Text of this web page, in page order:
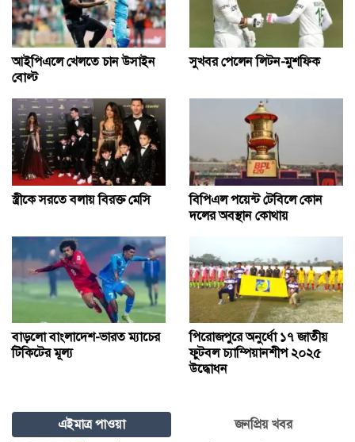
আইপিএলে খেলতে চান উসাইন
বোল্ট
সুখবর পেলেন লিটন-মুশফিক
স্ত্রীকে সরতে বলায় বিরক্ত মেসি
বিপিএল পয়েন্ট টেবিলে কোন
দলের অবস্থান কোথায়
বাড়লো বাংলাদেশ-ভারত ম্যাচের
টিকিটের মূল্য
পিরোজপুরে অনুর্ধো ১৭ জাতীয়
ফুটবল চ্যাম্পিয়ানশীপ ২০২৫
উদ্ধোধন
এইমাত্র পাওয়া
জনপ্রিয় খবর